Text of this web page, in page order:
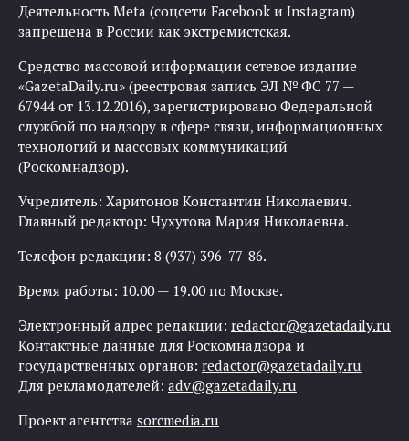
Деятельность Meta (соцсети Facebook и Instagram)
запрещена в России как экстремистская.
Средство массовой информации сетевое издание
«GazetaDaily.ru» (реестровая запись ЭЛ № ФС 77 —
67944 от 13.12.2016), зарегистрировано Федеральной
службой по надзору в сфере связи, информационных
технологий и массовых коммуникаций
(Роскомнадзор).
Учредитель: Харитонов Константин Николаевич.
Главный редактор: Чухутова Мария Николаевна.
Телефон редакции: 8 (937) 396-77-86.
Время работы: 10.00 — 19.00 по Москве.
Электронный адрес редакции: redactor@gazetadaily.ru
Контактные данные для Роскомнадзора и
государственных органов: redactor@gazetadaily.ru
Для рекламодателей: adv@gazetadaily.ru
Проект агентства sorcmedia.ru